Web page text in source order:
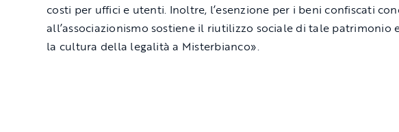
costi per uffici e utenti. Inoltre, l’esenzione per i beni confiscati
all’associazionismo sostiene il riutilizzo sociale di tale patrimonio
la cultura della legalità a Misterbianco».